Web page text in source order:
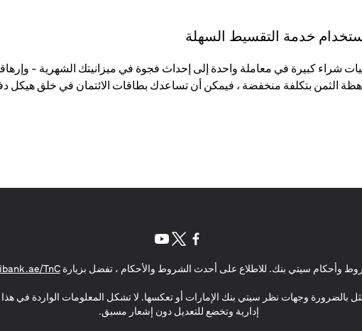
خدمة التقسيط السهلة
الثمن بتكلفة منخفضة ، فيمكن أن تساعدك بطاقات الائتمان في خلق هيكل
وأحكام سيتي بنك. للاطلاع على أحدث الشروط والأحكام ، تفضل بزيارةTnC
بالضرورة وجهات نظر سيتي بنك الإمارات أو تعكسها. لا تشكل المعلومات الواردة في
إدارية وتخضع للتعديل دون إشعار مسبق.